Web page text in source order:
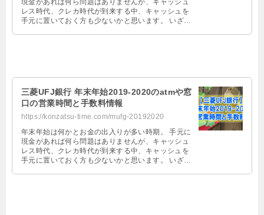
レス時代、クレカ時代が到来する中、キャッシュを
手元に置いておく方も少ないかと思います。 いざ、
三菱UFJ銀行 年末年始2019-2020のatmや窓
口の営業時間と手数料情報
https://konzatsu-time.com/mufg-20192020
年末年始は何かとお金の出入りが多い時期。 手元に
現金があれば何ら問題はありませんが、キャッシュ
レス時代、クレカ時代が到来する中、キャッシュを
手元に置いておく方も少ないかと思います。 いざ、